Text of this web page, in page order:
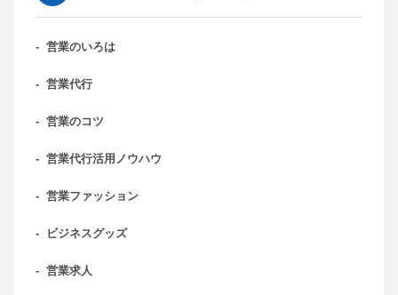
- 営業のいろは
- 営業代行
- 営業のコツ
- 営業代行活用ノウハウ
- 営業ファッション
- ビジネスグッズ
- 営業求人